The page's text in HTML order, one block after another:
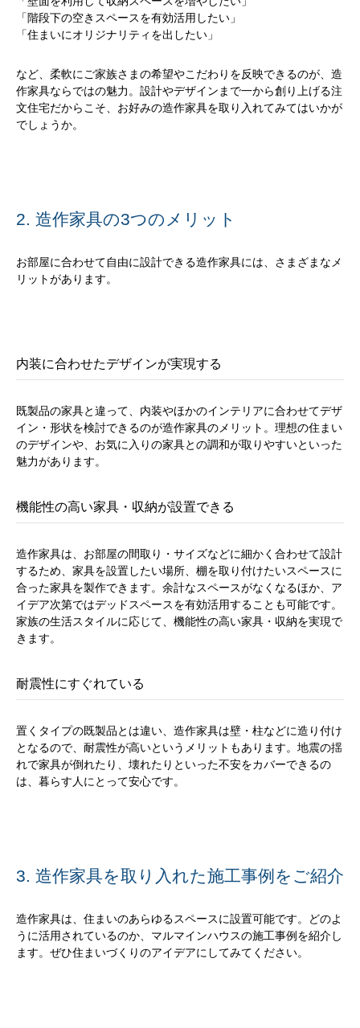
「階段下の空きスペースを有効活用したい」
「住まいにオリジナリティを出したい」
など、柔軟にご家族さまの希望やこだわりを反映できるのが、造
作家具ならではの魅力。設計やデザインまで一から創り上げる注
文住宅だからこそ、お好みの造作家具を取り入れてみてはいかが
でしょうか。
2. 造作家具の3つのメリット
お部屋に合わせて自由に設計できる造作家具には、さまざまなメ
リットがあります。
内装に合わせたデザインが実現する
既製品の家具と違って、内装やほかのインテリアに合わせてデザ
イン・形状を検討できるのが造作家具のメリット。理想の住まい
のデザインや、お気に入りの家具との調和が取りやすいといった
魅力があります。
機能性の高い家具・収納が設置できる
造作家具は、お部屋の間取り・サイズなどに細かく合わせて設計
するため、家具を設置したい場所、棚を取り付けたいスペースに
合った家具を製作できます。余計なスペースがなくなるほか、ア
イデア次第ではデッドスペースを有効活用することも可能です。
家族の生活スタイルに応じて、機能性の高い家具・収納を実現で
きます。
耐震性にすぐれている
置くタイプの既製品とは違い、造作家具は壁・柱などに造り付け
となるので、耐震性が高いというメリットもあります。地震の揺
れで家具が倒れたり、壊れたりといった不安をカバーできるの
は、暮らす人にとって安心です。
3. 造作家具を取り入れた施工事例をご紹介
造作家具は、住まいのあらゆるスペースに設置可能です。どのよ
うに活用されているのか、マルマインハウスの施工事例を紹介し
ます。ぜひ住まいづくりのアイデアにしてみてください。